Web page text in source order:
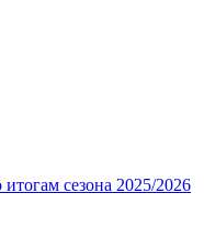
сезона 2025/2026